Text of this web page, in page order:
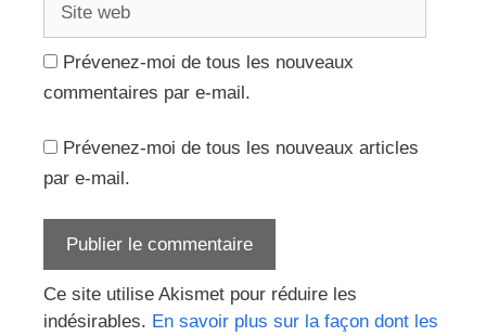
Prévenez-moi de tous les nouveaux
commentaires par e-mail.
Prévenez-moi de tous les nouveaux articles
par e-mail.
Ce site utilise Akismet pour réduire les
indésirables. En savoir plus sur la façon dont les